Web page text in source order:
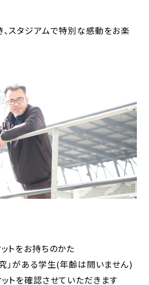
スタジアムで特別な感動をお楽
トをお持ちのかた
」がある学生(年齢は問いません)
トを確認させていただきます